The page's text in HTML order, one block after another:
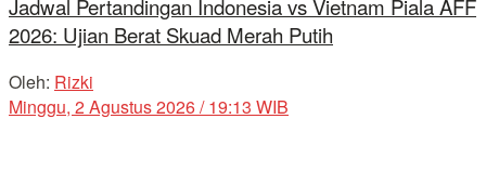
Jadwal Pertandingan Indonesia vs Vietnam Piala AFF
2026: Ujian Berat Skuad Merah Putih
Oleh: Rizki
Minggu, 2 Agustus 2026 / 19:13 WIB